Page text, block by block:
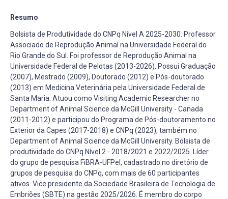
Resumo
Bolsista de Produtividade do CNPq Nível A 2025-2030. Professor
Associado de Reprodução Animal na Universidade Federal do
Rio Grande do Sul. Foi professor de Reprodução Animal na
Universidade Federal de Pelotas (2013-2026). Possui Graduação
(2007), Mestrado (2009), Doutorado (2012) e Pós-doutorado
(2013) em Medicina Veterinária pela Universidade Federal de
Santa Maria. Atuou como Visiting Academic Researcher no
Department of Animal Science da McGill University - Canada
(2011-2012) e participou do Programa de Pós-doutoramento no
Exterior da Capes (2017-2018) e CNPq (2023), também no
Department of Animal Science da McGill University. Bolsista de
produtividade do CNPq Nível 2 - 2018/2021 e 2022/2025. Líder
do grupo de pesquisa FiBRA-UFPel, cadastrado no diretório de
grupos de pesquisa do CNPq, com mais de 60 participantes
ativos. Vice presidente da Sociedade Brasileira de Tecnologia de
Embriões (SBTE) na gestão 2025/2026. É membro do corpo